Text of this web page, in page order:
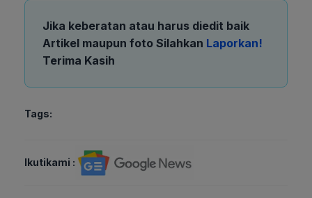
Jika keberatan atau harus diedit baik
Artikel maupun foto Silahkan Laporkan!
Terima Kasih
Tags:
Ikutikami :